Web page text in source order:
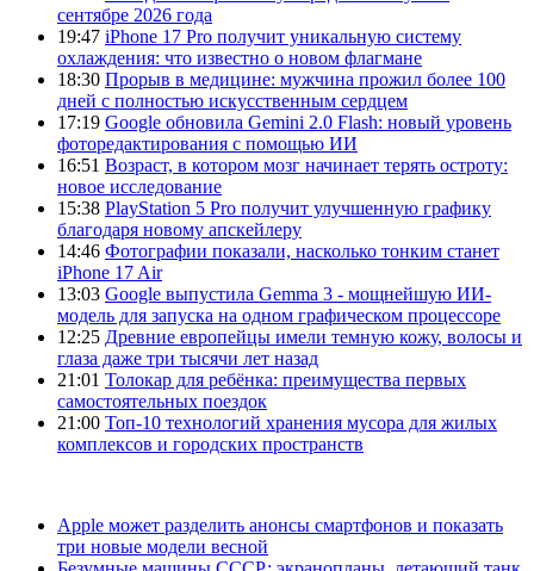
сентябре 2026 года
19:47 iPhone 17 Pro получит уникальную систему
охлаждения: что известно о новом флагмане
18:30 Прорыв в медицине: мужчина прожил более 100
дней с полностью искусственным сердцем
17:19 Google обновила Gemini 2.0 Flash: новый уровень
фоторедактирования с помощью ИИ
16:51 Возраст, в котором мозг начинает терять остроту:
новое исследование
15:38 PlayStation 5 Pro получит улучшенную графику
благодаря новому апскейлеру
14:46 Фотографии показали, насколько тонким станет
iPhone 17 Air
13:03 Google выпустила Gemma 3 - мощнейшую ИИ-
модель для запуска на одном графическом процессоре
12:25 Древние европейцы имели темную кожу, волосы и
глаза даже три тысячи лет назад
21:01 Толокар для ребёнка: преимущества первых
самостоятельных поездок
21:00 Топ-10 технологий хранения мусора для жилых
комплексов и городских пространств
Apple может разделить анонсы смартфонов и показать
три новые модели весной